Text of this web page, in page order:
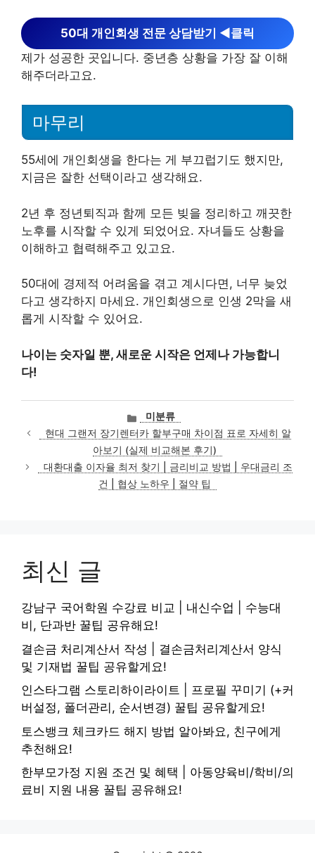
50대 개인회생 전문 상담받기 ◀︎클릭
제가 성공한 곳입니다. 중년층 상황을 가장 잘 이해
해주더라고요.
마무리
55세에 개인회생을 한다는 게 부끄럽기도 했지만,
지금은 잘한 선택이라고 생각해요.
2년 후 정년퇴직과 함께 모든 빚을 정리하고 깨끗한
노후를 시작할 수 있게 되었어요. 자녀들도 상황을
이해하고 협력해주고 있고요.
50대에 경제적 어려움을 겪고 계시다면, 너무 늦었
다고 생각하지 마세요. 개인회생으로 인생 2막을 새
롭게 시작할 수 있어요.
나이는 숫자일 뿐, 새로운 시작은 언제나 가능합니
다!
카
테
고
리
미분류
현대 그랜저 장기렌터카 할부구매 차이점 표로 자세히 알
아보기 (실제 비교해본 후기)
대환대출 이자율 최저 찾기 | 금리비교 방법 | 우대금리 조
건 | 협상 노하우 | 절약 팁
최신 글
강남구 국어학원 수강료 비교 | 내신수업 | 수능대
비, 단과반 꿀팁 공유해요!
결손금 처리계산서 작성 | 결손금처리계산서 양식
및 기재법 꿀팁 공유할게요!
인스타그램 스토리하이라이트 | 프로필 꾸미기 (+커
버설정, 폴더관리, 순서변경) 꿀팁 공유할게요!
토스뱅크 체크카드 해지 방법 알아봐요, 친구에게
추천해요!
한부모가정 지원 조건 및 혜택 | 아동양육비/학비/의
료비 지원 내용 꿀팁 공유해요!